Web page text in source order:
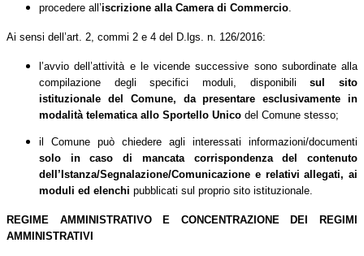
procedere all’iscrizione alla Camera di Commercio
Ai sensi dell’art. 2, commi 2 e 4 del D.lgs. n. 126/2016:
l’avvio dell’attività e le vicende successive sono subordinate alla
compilazione degli specifici moduli, disponibilisul sito
istituzionale del Comune, da presentare esclusivamente in
modalità telematica allo Sportello Unico del Comune stesso;
il Comune può chiedere agli interessati informazioni/documenti
solo in caso di mancata
corrispondenza del contenuto
dell’Istanza/Segnalazione/Comunicazione e relativi allegati, ai
moduli ed elenchi pubblicati sul proprio sito istituzionale.
REGIME AMMINISTRATIVO E CONCENTRAZIONE DEI REGIMI
AMMINISTRATIVI